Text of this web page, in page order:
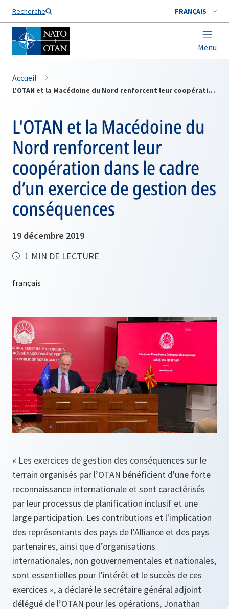
Recherche FRANÇAIS
Menu
Nom de famille*
Accueil
L'OTAN et la Macédoine du Nord renforcent leur coopération dans le cadre d’un exercice de gestion des conséquences
L'OTAN et la Macédoine du
Nord renforcent leur
coopération dans le cadre
d’un exercice de gestion des
conséquences
19 décembre 2019
1 MIN DE LECTURE
« Les exercices de gestion des conséquences sur le
terrain organisés par l’OTAN bénéficient d'une forte
reconnaissance internationale et sont caractérisés
par leur processus de planification inclusif et une
large participation. Les contributions et l'implication
des représentants des pays de l'Alliance et des pays
partenaires, ainsi que d’organisations
internationales, non gouvernementales et nationales,
sont essentielles pour l’intérêt et le succès de ces
exercices », a déclaré le secrétaire général adjoint
délégué de l’OTAN pour les opérations, Jonathan